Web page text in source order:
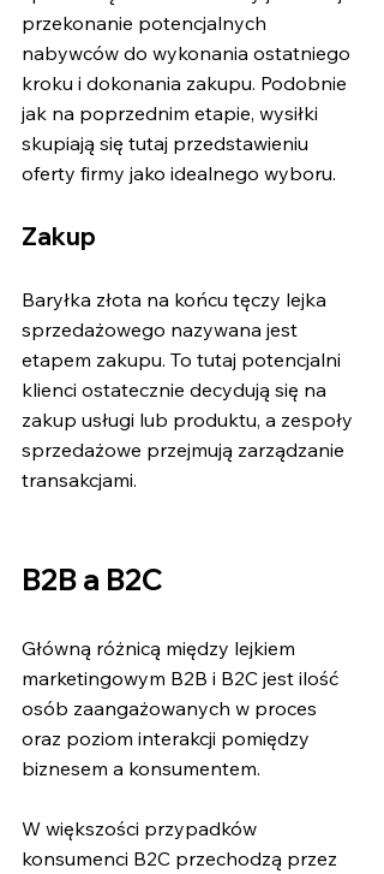
przekonanie potencjalnych
nabywców do wykonania ostatniego
kroku i dokonania zakupu. Podobnie
jak na poprzednim etapie, wysiłki
skupiają się tutaj przedstawieniu
oferty firmy jako idealnego wyboru.
Zakup
Baryłka złota na końcu tęczy lejka
sprzedażowego nazywana jest
etapem zakupu. To tutaj potencjalni
klienci ostatecznie decydują się na
zakup usługi lub produktu, a zespoły
sprzedażowe przejmują zarządzanie
transakcjami.
B2B a B2C
Główną różnicą między lejkiem
marketingowym B2B i B2C jest ilość
osób zaangażowanych w proces
oraz poziom interakcji pomiędzy
biznesem a konsumentem.
W większości przypadków
konsumenci B2C przechodzą przez